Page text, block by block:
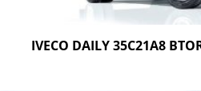
IVECO DAILY 35C21A8